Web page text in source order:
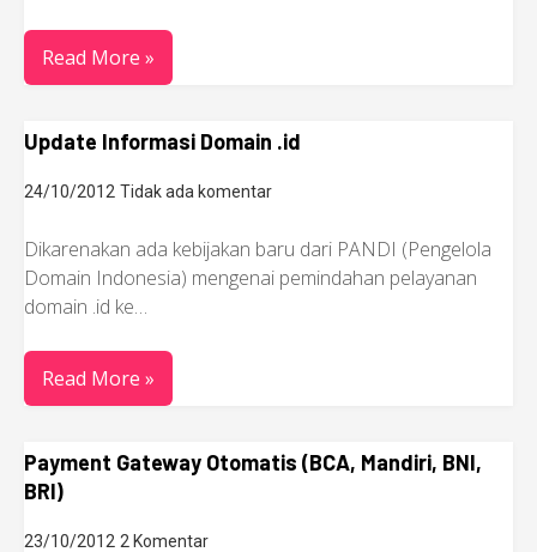
Read More »
Update Informasi Domain .id
24/10/2012 Tidak ada komentar
Dikarenakan ada kebijakan baru dari PANDI (Pengelola
Domain Indonesia) mengenai pemindahan pelayanan
domain .id ke…
Read More »
Payment Gateway Otomatis (BCA, Mandiri, BNI,
BRI)
23/10/2012 2 Komentar